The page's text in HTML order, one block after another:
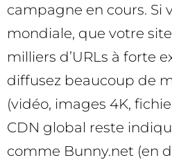
campagne en cours. Si
mondiale, que votre
milliers d’URLs à forte
diffusez beaucoup de
(vidéo, images 4K,
CDN global reste
comme Bunny.net (en